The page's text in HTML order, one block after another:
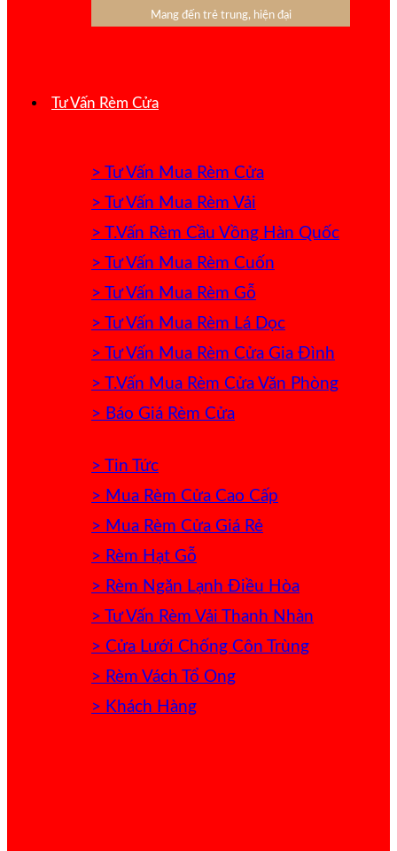
Mang đến trẻ trung, hiện đại
Tư Vấn Rèm Cửa
> Tư Vấn Mua Rèm Cửa
> Tư Vấn Mua Rèm Vải
> T.Vấn Rèm Cầu Vồng Hàn Quốc
> Tư Vấn Mua Rèm Cuốn
> Tư Vấn Mua Rèm Gỗ
> Tư Vấn Mua Rèm Lá Dọc
> Tư Vấn Mua Rèm Cửa Gia Đình
> T.Vấn Mua Rèm Cửa Văn Phòng
> Báo Giá Rèm Cửa
> Tin Tức
> Mua Rèm Cửa Cao Cấp
> Mua Rèm Cửa Giá Rẻ
> Rèm Hạt Gỗ
> Rèm Ngăn Lạnh Điều Hòa
> Tư Vấn Rèm Vải Thanh Nhàn
> Cửa Lưới Chống Côn Trùng
> Rèm Vách Tổ Ong
> Khách Hàng